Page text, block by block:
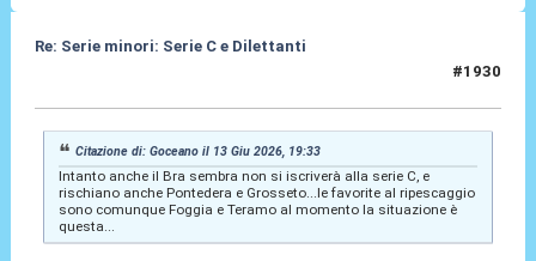
Re: Serie minori: Serie C e Dilettanti
#1930
Citazione di: Goceano il 13 Giu 2026, 19:33
Intanto anche il Bra sembra non si iscriverà alla serie C, e
rischiano anche Pontedera e Grosseto...le favorite al ripescaggio
sono comunque Foggia e Teramo al momento la situazione è
questa...